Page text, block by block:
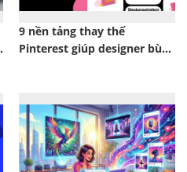
9 nền tảng thay thế
Pinterest giúp designer bùng